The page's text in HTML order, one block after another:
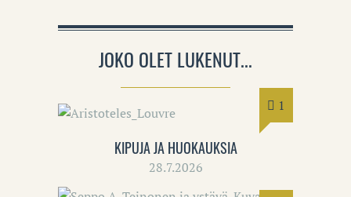
JOKO OLET LUKENUT...
1
KIPUJA JA HUOKAUKSIA
28.7.2026